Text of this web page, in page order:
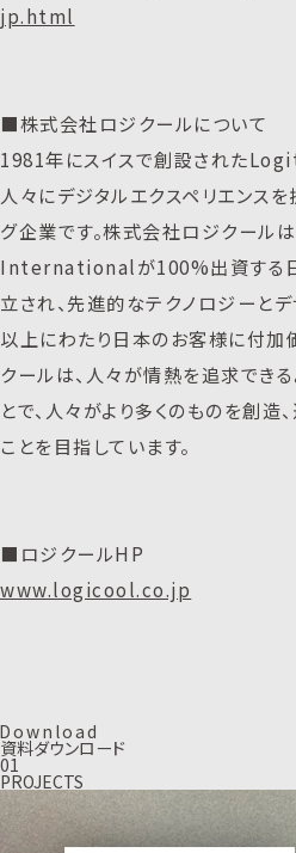
jp.html
■株式会社ロジクールについて
1981年にスイスで創設された
人々にデジタルエクスペリエンス
グ企業です。株式会社ロジクール
Internationalが100%出資する
立され、先進的なテクノロジーと
以上にわたり日本のお客様に付加
クールは、人々が情熱を追求でき
とで、人々がより多くのものを創造
ことを目指しています。
■ロジクールHP
www.logicool.co.jp
Down load
資料ダウンロード
01
PROJECTS